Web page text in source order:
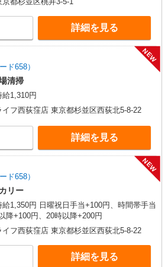
円 ★日・祝＋200円 ■鮮魚以外 時給
〜1,830円（曜日・時間帯による） 9時
給1630円〜 9時以降：時給1430円〜 18時以
給1580円〜 ★土曜＋200円 ★日・祝＋200
ルバイトさんの時給や募集内容はお問い合
ださい
詳細を見る
ド658）
NEW
清掃
給1,310円
イフ西荻窪店 東京都杉並区西荻北5-8-22
詳細を見る
ド658）
NEW
リー
円 日曜祝日手当+100円、時間帯手当
降+100円、20時以降+200円
イフ西荻窪店 東京都杉並区西荻北5-8-22
詳細を見る